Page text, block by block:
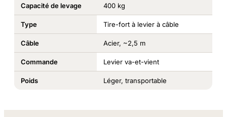
Capacité de levage 400 kg
Type Tire-fort à levier à câble
Câble Acier, ~2,5 m
Commande Levier va-et-vient
Poids Léger, transportable